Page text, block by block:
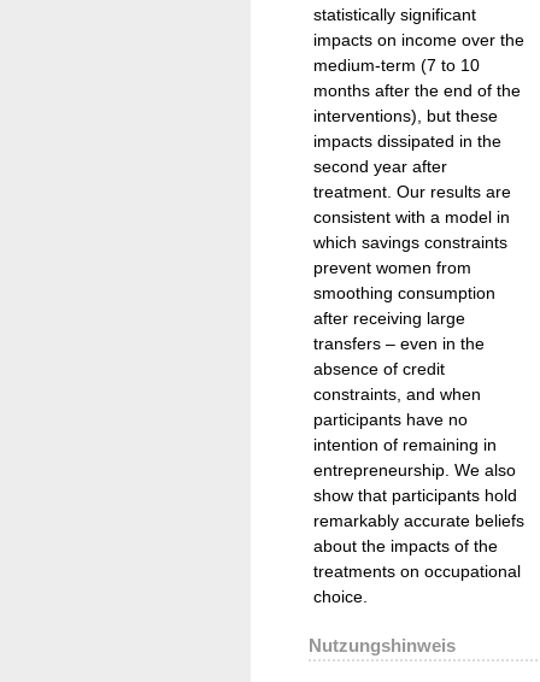
statistically significant
impacts on income over the
medium-term (7 to 10
months after the end of the
interventions), but these
impacts dissipated in the
second year after
treatment. Our results are
consistent with a model in
which savings constraints
prevent women from
smoothing consumption
after receiving large
transfers – even in the
absence of credit
constraints, and when
participants have no
intention of remaining in
entrepreneurship. We also
show that participants hold
remarkably accurate beliefs
about the impacts of the
treatments on occupational
choice.
Nutzungshinweis